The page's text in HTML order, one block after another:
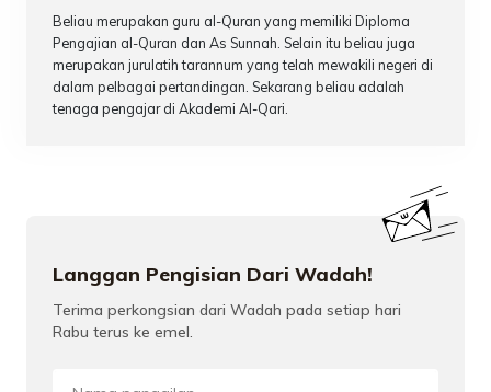
Beliau merupakan guru al-Quran yang memiliki Diploma
Pengajian al-Quran dan As Sunnah. Selain itu beliau juga
merupakan jurulatih tarannum yang telah mewakili negeri di
dalam pelbagai pertandingan. Sekarang beliau adalah
tenaga pengajar di Akademi Al-Qari.
Langgan Pengisian Dari Wadah!
Terima perkongsian dari Wadah pada setiap hari
Rabu terus ke emel.